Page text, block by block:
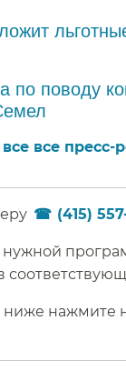
по поводу
все пресс-
(415)
ниже